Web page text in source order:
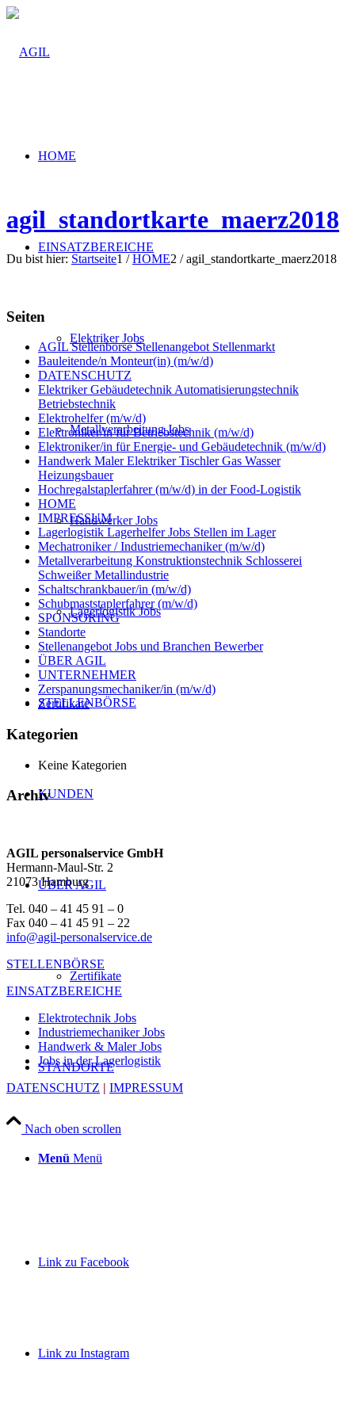
HOME
EINSATZBEREICHE
Elektriker Jobs
Metallverarbeitung Jobs
Handwerker Jobs
Lagerlogistik Jobs
STELLENBÖRSE
KUNDEN
ÜBER AGIL
Zertifikate
STANDORTE
Menü Menü
Link zu Facebook
Link zu Instagram
agil_standortkarte_maerz2018
Du bist hier: Startseite1 / HOME2 / agil_standortkarte_maerz2018
Seiten
AGIL Stellenbörse Stellenangebot Stellenmarkt
Bauleitende/n Monteur(in) (m/w/d)
DATENSCHUTZ
Elektriker Gebäudetechnik Automatisierungstechnik
Betriebstechnik
Elektrohelfer (m/w/d)
Elektroniker/in für Betriebstechnik (m/w/d)
Elektroniker/in für Energie- und Gebäudetechnik (m/w/d)
Handwerk Maler Elektriker Tischler Gas Wasser
Heizungsbauer
Hochregalstaplerfahrer (m/w/d) in der Food-Logistik
HOME
IMPRESSUM
Lagerlogistik Lagerhelfer Jobs Stellen im Lager
Mechatroniker / Industriemechaniker (m/w/d)
Metallverarbeitung Konstruktionstechnik Schlosserei
Schweißer Metallindustrie
Schaltschrankbauer/in (m/w/d)
Schubmaststaplerfahrer (m/w/d)
SPONSORING
Standorte
Stellenangebot Jobs und Branchen Bewerber
ÜBER AGIL
UNTERNEHMER
Zerspanungsmechaniker/in (m/w/d)
Zertifikate
Kategorien
Keine Kategorien
Archiv
AGIL personalservice GmbH
Hermann-Maul-Str. 2
21073 Hamburg
Tel. 040 – 41 45 91 – 0
Fax 040 – 41 45 91 – 22
info@agil-personalservice.de
STELLENBÖRSE
EINSATZBEREICHE
Elektrotechnik Jobs
Industriemechaniker Jobs
Handwerk & Maler Jobs
Jobs in der Lagerlogistik
DATENSCHUTZ | IMPRESSUM
Nach oben scrollen